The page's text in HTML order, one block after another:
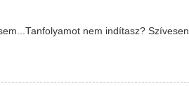
nem indítasz? Szívesen